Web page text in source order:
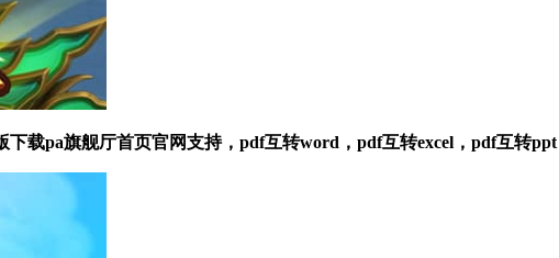
载pa旗舰厅首页官网支持，pdf互转word，pdf互转excel，pdf互转ppt